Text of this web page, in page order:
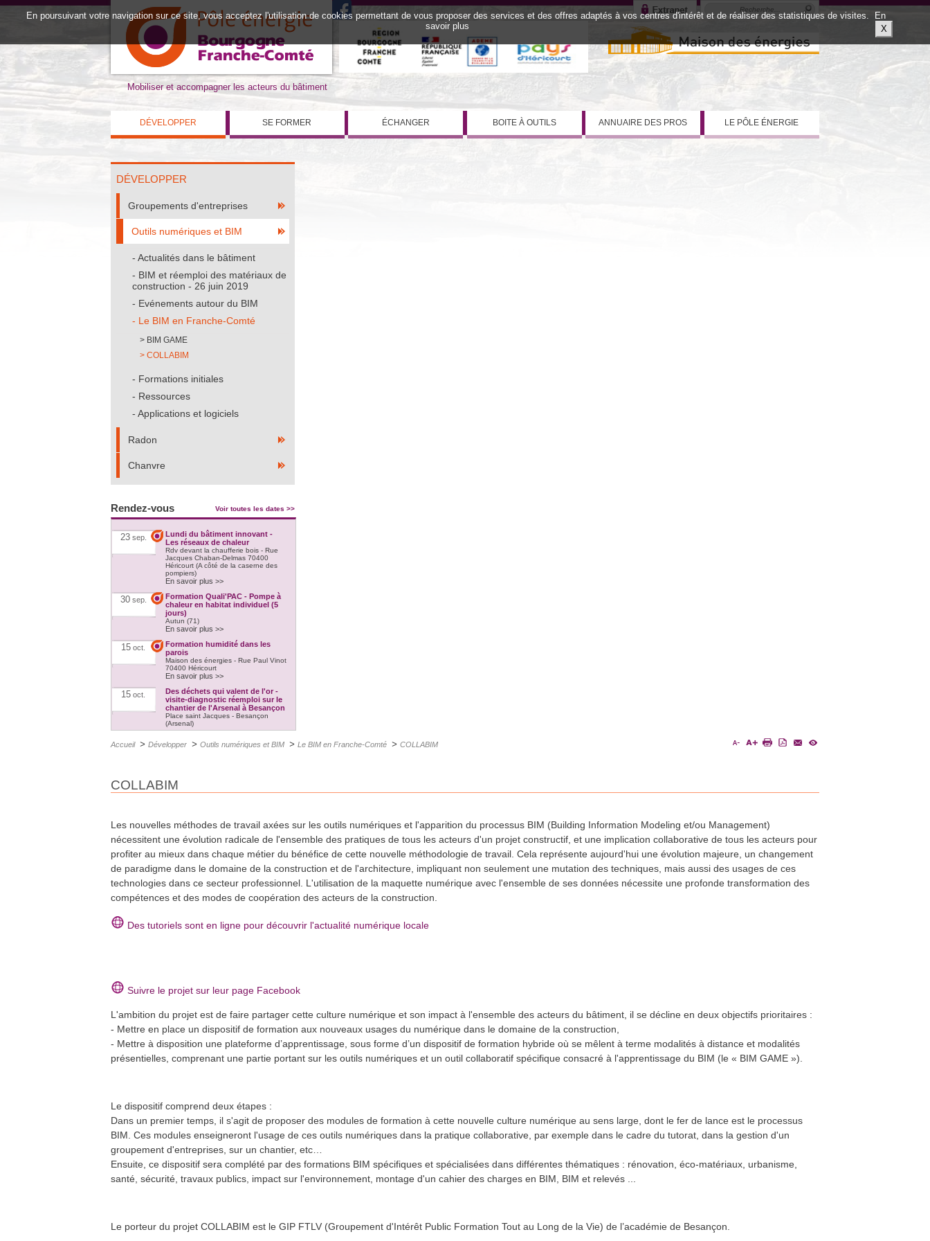
Mobiliser et accompagner les acteurs du bâtiment
DÉVELOPPER SE FORMER ÉCHANGER BOITE À OUTILS ANNUAIRE DES PROS LE PÔLE ÉNERGIE
DÉVELOPPER
Groupements d'entreprises
Outils numériques et BIM
Actualités dans le bâtiment
BIM et réemploi des matériaux de
construction - 26 juin 2019
Evénements autour du BIM
Le BIM en Franche-Comté
BIM GAME
COLLABIM
Formations initiales
Ressources
Applications et logiciels
Radon
Chanvre
Rendez-vous Voir toutes les dates >>
23 sep.
Lundi du bâtiment innovant -
Les réseaux de chaleur
Rdv devant la chaufferie bois - Rue
Jacques Chaban-Delmas 70400
Héricourt (A côté de la caserne des
pompiers)
En savoir plus >>
30 sep.
Formation Quali'PAC - Pompe à
chaleur en habitat individuel (5
jours)
Autun (71)
En savoir plus >>
15 oct.
Formation humidité dans les
parois
Maison des énergies - Rue Paul Vinot
70400 Héricourt
En savoir plus >>
15 oct.
Des déchets qui valent de l'or -
visite-diagnostic réemploi sur le
chantier de l'Arsenal à Besançon
Place saint Jacques - Besançon
(Arsenal)
En savoir plus >>
21 oct.
Formation Quali'PAC - Pompe à
En savoir plus >>
Formation Quali'PAC - Pompe à
En savoir plus >>
25 nov.
Formation Quali'PAC - Pompe à
chaleur en habitat individuel (5
jours)
Autun (71)
En savoir plus >>
nov.
Formation Quali'PAC - Pompe à
chaleur en habitat individuel (5
En savoir plus >>
5 déc.
Formation Quali'CET (Chauffe-
eau thermodynamique) - 2 jours
En savoir plus >>
16 déc.
Formation Quali'PAC - Pompe à
chaleur en habitat individuel (5
jours)
Autun (71)
En savoir plus >>
En savoir plus >>
24 fév.
Formation Quali'PAC - Pompe à
chaleur en habitat individuel (5
jours)
Héricourt (70) et Vesoul (70)
En savoir plus >>
Accueil > Développer > Outils numériques et BIM > Le BIM en Franche-Comté > COLLABIM
COLLABIM
Les nouvelles méthodes de travail axées sur les outils numériques et l'apparition du processus BIM (Building Information Modeling et/ou Management)
nécessitent une évolution radicale de l'ensemble des pratiques de tous les acteurs d'un projet constructif, et une implication collaborative de tous les acteurs pour
profiter au mieux dans chaque métier du bénéfice de cette nouvelle méthodologie de travail. Cela représente aujourd'hui une évolution majeure, un changement
de paradigme dans le domaine de la construction et de l'architecture, impliquant non seulement une mutation des techniques, mais aussi des usages de ces
technologies dans ce secteur professionnel. L'utilisation de la maquette numérique avec l'ensemble de ses données nécessite une profonde transformation des
compétences et des modes de coopération des acteurs de la construction.
Des tutoriels sont en ligne pour découvrir l'actualité numérique locale
Suivre le projet sur leur page Facebook
L'ambition du projet est de faire partager cette culture numérique et son impact à l'ensemble des acteurs du bâtiment, il se décline en deux objectifs prioritaires :
- Mettre en place un dispositif de formation aux nouveaux usages du numérique dans le domaine de la construction,
- Mettre à disposition une plateforme d’apprentissage, sous forme d’un dispositif de formation hybride où se mêlent à terme modalités à distance et modalités
présentielles, comprenant une partie portant sur les outils numériques et un outil collaboratif spécifique consacré à l'apprentissage du BIM (le « BIM GAME »).
Le dispositif comprend deux étapes :
Dans un premier temps, il s'agit de proposer des modules de formation à cette nouvelle culture numérique au sens large, dont le fer de lance est le processus
BIM. Ces modules enseigneront l'usage de ces outils numériques dans la pratique collaborative, par exemple dans le cadre du tutorat, dans la gestion d'un
groupement d'entreprises, sur un chantier, etc…
Ensuite, ce dispositif sera complété par des formations BIM spécifiques et spécialisées dans différentes thématiques : rénovation, éco-matériaux, urbanisme,
santé, sécurité, travaux publics, impact sur l'environnement, montage d'un cahier des charges en BIM, BIM et relevés ...
Le porteur du projet COLLABIM est le GIP FTLV (Groupement d'Intérêt Public Formation Tout au Long de la Vie) de l’académie de Besançon.
En poursuivant votre navigation sur ce site, vous acceptez l'utilisation de cookies permettant de vous proposer des services et des offres adaptés à vos centres d'intérêt et de réaliser des statistiques de visites.
En
savoir plus
X